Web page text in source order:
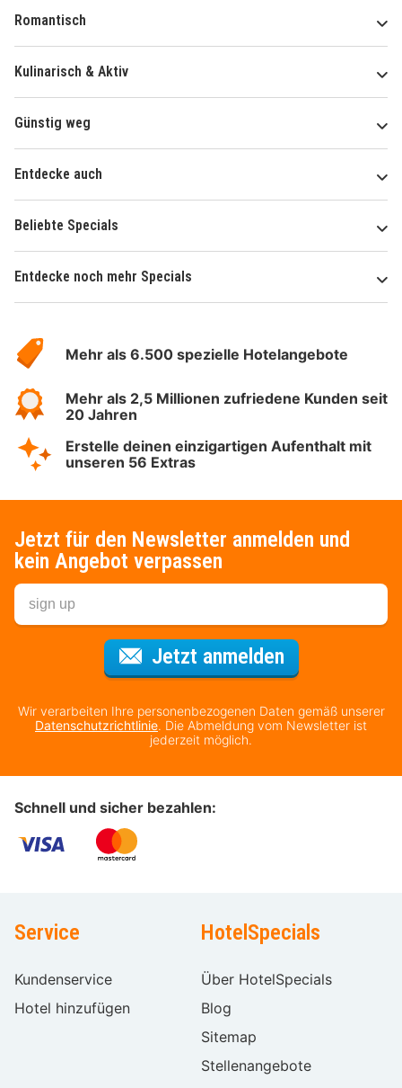
Romantisch
Kulinarisch & Aktiv
Günstig weg
Entdecke auch
Beliebte Specials
Entdecke noch mehr Specials
Hotelspecials
Mehr als 6.500 spezielle Hotelangebote
Mehr als 2,5 Millionen zufriedene Kunden seit
20 Jahren
Erstelle deinen einzigartigen Aufenthalt mit
unseren 56 Extras
Jetzt für den Newsletter anmelden und
kein Angebot verpassen
Jetzt anmeldenFür den
Wir verarbeiten Ihre personenbezogenen Daten gemäß unserer
Datenschutzrichtlinie. Die Abmeldung vom Newsletter ist
jederzeit möglich.
Schnell und sicher bezahlen:
Service
Kundenservice
Hotel hinzufügen
HotelSpecials
Über HotelSpecials
Blog
Sitemap
Stellenangebote